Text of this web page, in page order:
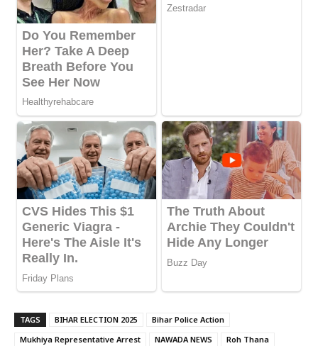
TAGS BIHAR ELECTION 2025
Bihar Police Action
Mukhiya Representative Arrest
NAWADA NEWS Roh Thana